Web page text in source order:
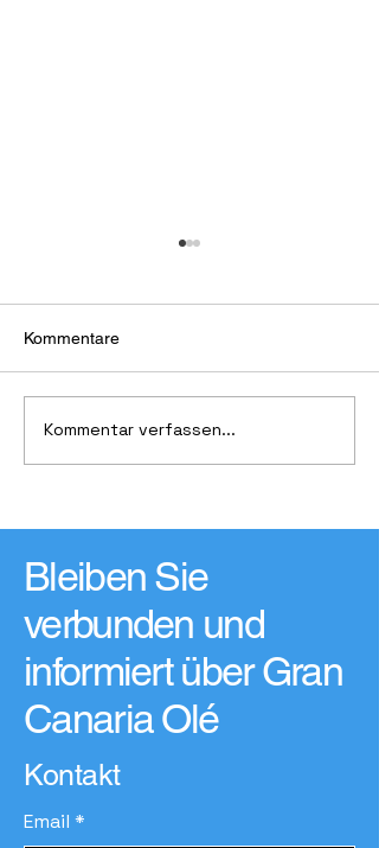
Lizzlotte Schilling holt
Kommentare
Kommentar verfassen...
Bleiben Sie
verbunden und
informiert über Gran
Canaria Olé
Kontakt
Email *